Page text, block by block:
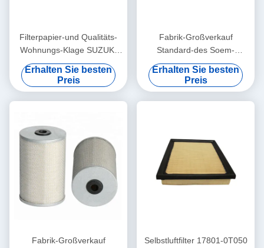
Filterpapier-und Qualitäts-
Wohnungs-Klage SUZUKI
Fuel Filter Takumi Engine
Partss 15410-78100
Erhalten Sie besten
Preis
Fabrik-Großverkauf
Standard-des Soem-
Qualitäts-und hohe
Leistungsfähigkeits-LKW-
Kraftstofffilters 68197867AA
68065608AA
Erhalten Sie besten
Preis
Fabrik-Großverkauf
Selbstluftfilter 17801-0T050